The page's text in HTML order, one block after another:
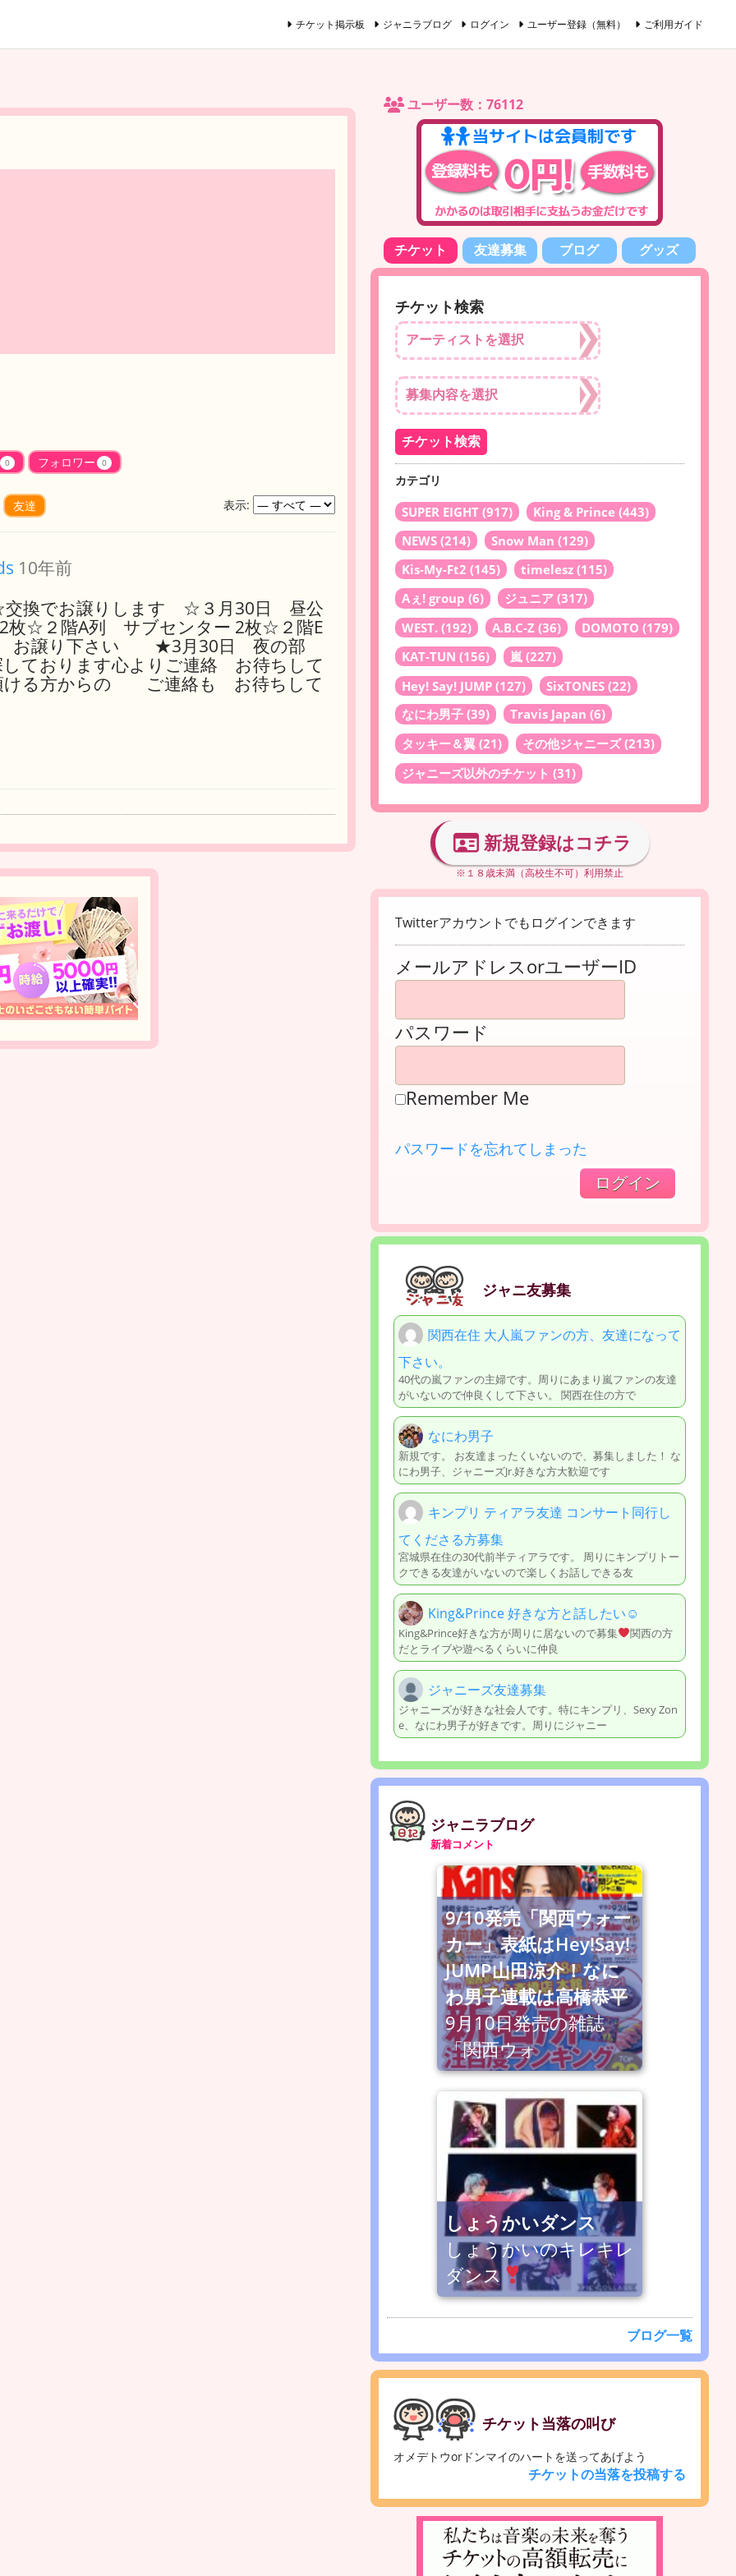
チケット掲示板 ジャニラブログ ログイン ユーザー登録（無料） ご利用ガイド
0 フォロワー 0
友達 表示:
10年前
交換でお譲りします ☆３月30日 昼公
☆２階A列 サブセンター 2枚☆２階E
譲り下さい ★3月30日 夜の部
ております心よりご連絡 お待ちして
る方からの ご連絡も お待ちして
ユーザー数：76112
チケット 友達募集 ブログ グッズ
チケット検索
カテゴリ
SUPER EIGHT (917) King & Prince (443)
NEWS (214) Snow Man (129)
Kis-My-Ft2 (145) timelesz (115)
Aぇ! group (6) ジュニア (317)
WEST. (192) A.B.C-Z (36) DOMOTO (179)
KAT-TUN (156) 嵐 (227)
Hey! Say! JUMP (127) SixTONES (22)
なにわ男子 (39) Travis Japan (6)
タッキー＆翼 (21) その他ジャニーズ(213)
ジャニーズ以外のチケット (31)
新規登録はコチラ
※１８歳未満（高校生不可）利用禁止
Twitterアカウントでもログインできます
メールアドレスorユーザーID
パスワード
Remember Me
パスワードを忘れてしまった
ジャニ友募集
関西在住 大人嵐ファンの方、友達になって
下さい。
40代の嵐ファンの主婦です。周りにあまり嵐ファンの友達
がいないので仲良くして下さい。 関西在住の方で
なにわ男子
新規です。 お友達まったくいないので、募集しました！ な
にわ男子、ジャニーズJr.好きな方大歓迎です
キンプリ ティアラ友達 コンサート同行し
てくださる方募集
宮城県在住の30代前半ティアラです。 周りにキンプリトー
クできる友達がいないので楽しくお話しできる友
King&Prince 好きな方と話したい☺
King&Prince好きな方が周りに居ないので募集
関西の方
だとライブや遊べるくらいに仲良
ジャニーズ友達募集
ジャニーズが好きな社会人です。特にキンプリ、Sexy Zon
e、なにわ男子が好きです。周りにジャニー
ジャニラブログ
新着コメント
9/10発売「関西ウォー
カー」表紙はHey!Say!
JUMP山田涼介！なに
わ男子連載は高橋恭平
9月10日発売の雑誌
「関西ウォ
しょうかいダンス
しょうかいのキレキレ
ダンス
ブログ一覧
チケット当落の叫び
オメデトウorドンマイのハートを送ってあげよう
チケットの当落を投稿する